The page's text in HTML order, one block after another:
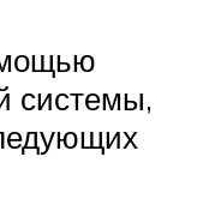
системы,